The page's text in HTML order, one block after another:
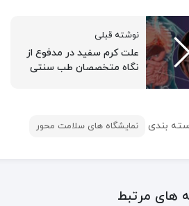
نوشته قبلی
علت کرم سفید در مدفوع از
نگاه متخصصان طب سنتی
بندی نمایشگاه های سلامت محور
های مرتبط